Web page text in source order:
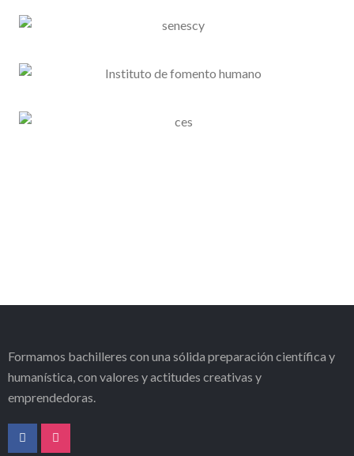
Formamos bachilleres con una sólida preparación científica y
humanística, con valores y actitudes creativas y
emprendedoras.